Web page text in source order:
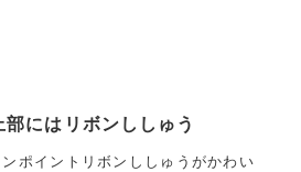
にはリボンししゅう
ポイントリボンししゅうがかわい